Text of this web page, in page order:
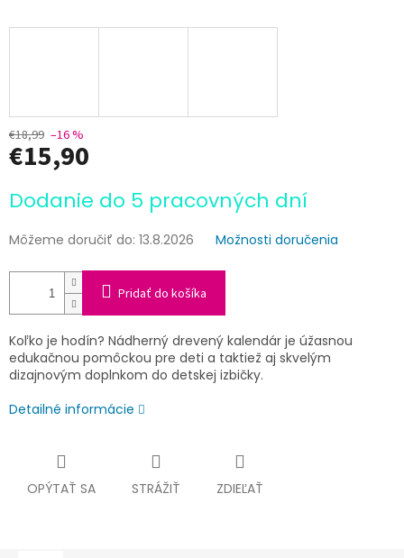
€18,99 –16 %
€15,90
cena:
Dodanie do 5 pracovných dní
Môžeme doručiť do: 13.8.2026 Možnosti doručenia
Pridať do košíka
Koľko je hodín? Nádherný drevený kalendár je úžasnou
edukačnou pomôckou pre deti a taktiež aj skvelým
dizajnovým doplnkom do detskej izbičky.
Detailné informácie
OPÝTAŤ SA STRÁŽIŤ ZDIEĽAŤ